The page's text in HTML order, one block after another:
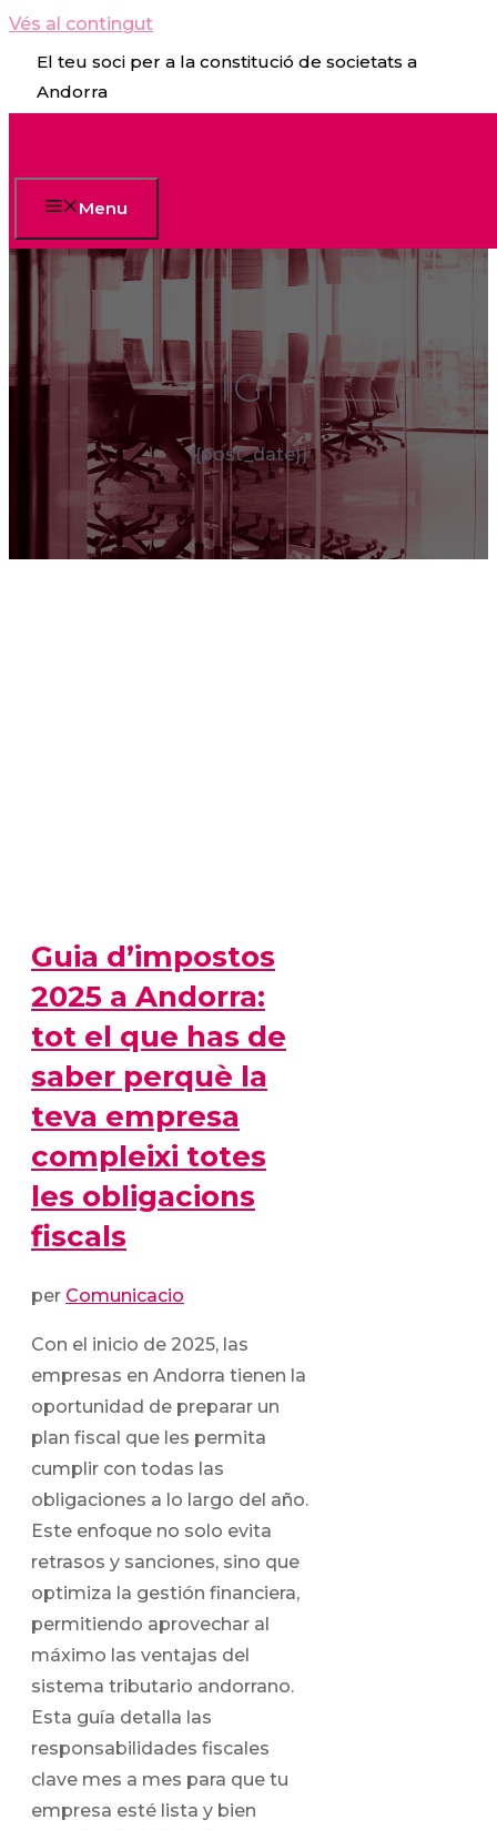
Vés al contingut
El teu soci per a la constitució de societats a
Andorra
Menu
IGI
{{post_date}}
Guia d’impostos
2025 a Andorra:
tot el que has de
saber perquè la
teva empresa
compleixi totes
les obligacions
fiscals
per Comunicacio
Con el inicio de 2025, las
empresas en Andorra tienen la
oportunidad de preparar un
plan fiscal que les permita
cumplir con todas las
obligaciones a lo largo del año.
Este enfoque no solo evita
retrasos y sanciones, sino que
optimiza la gestión financiera,
permitiendo aprovechar al
máximo las ventajas del
sistema tributario andorrano.
Esta guía detalla las
responsabilidades fiscales
clave mes a mes para que tu
empresa esté lista y bien